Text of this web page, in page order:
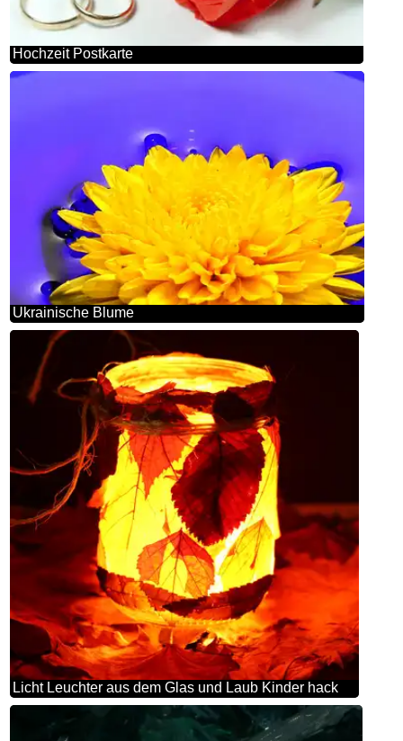
Hochzeit Postkarte
Ukrainische Blume
Licht Leuchter aus dem Glas und Laub Kinder hack